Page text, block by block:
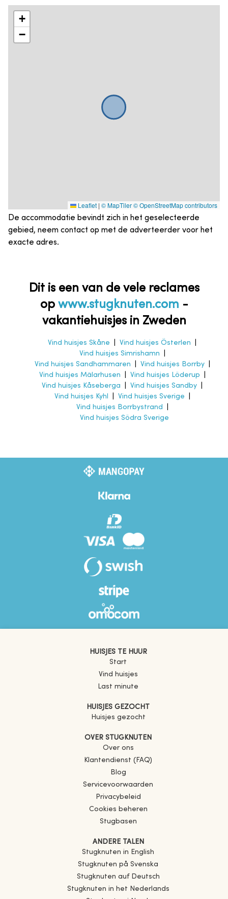
+
−
Leaflet | © MapTiler© OpenStreetMap contributors
De accommodatie bevindt zich in het geselecteerde
gebied, neem contact op met de adverteerder voor het
exacte adres.
Dit is een van de vele reclames
op www.stugknuten.com -
vakantiehuisjes in Zweden
Vind huisjes Skåne Vind huisjes Österlen
Vind huisjes Simrishamn
Vind huisjes Sandhammaren
Vind huisjes Borrby|
Vind huisjes Mälarhusen
Vind huisjes Löderup
Vind huisjes Kåseberga
Vind huisjes Sandby
Vind huisjes Kyhl
Vind huisjes Sverige
Vind huisjes Borrbystrand
Vind huisjes Södra Sverige
HUISJES TE HUUR
Start
Vind huisjes
Last minute
HUISJES GEZOCHT
Huisjes gezocht
OVER STUGKNUTEN
Over ons
Klantendienst (FAQ)
Blog
Servicevoorwaarden
Privacybeleid
Cookies beheren
Stugbasen
ANDERE TALEN
Stugknuten in English
Stugknuten på Svenska
Stugknuten auf Deutsch
Stugknuten in het Nederlands